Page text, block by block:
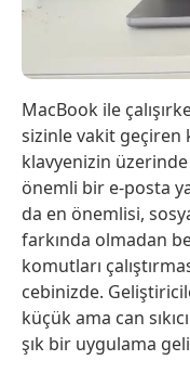
MacBook ile
sizinle vakit geçiren
klavyenizin üzerinde
önemli bir e-posta
da en önemlisi,
farkında olmadan
komutları
cebinizde.
küçük ama can
şık bir uygulama